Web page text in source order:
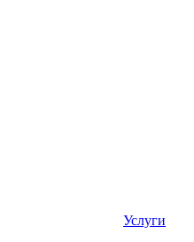
Услуги